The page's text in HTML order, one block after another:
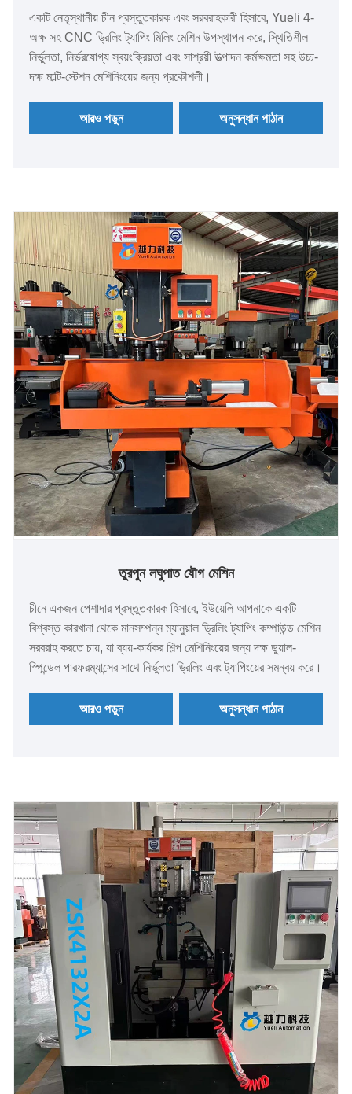
একটি নেতৃস্থানীয় চীন প্রস্তুতকারক এবং সরবরাহকারী হিসাবে, Yueli 4-
অক্ষ সহ CNC ড্রিলিং ট্যাপিং মিলিং মেশিন উপস্থাপন করে, স্থিতিশীল
নির্ভুলতা, নির্ভরযোগ্য স্বয়ংক্রিয়তা এবং সাশ্রয়ী উত্পাদন কর্মক্ষমতা সহ উচ্চ-
দক্ষ মাল্টি-স্টেশন মেশিনিংয়ের জন্য প্রকৌশলী।
আরও পড়ুন অনুসন্ধান পাঠান
তুরপুন লঘুপাত যৌগ মেশিন
চীনে একজন পেশাদার প্রস্তুতকারক হিসাবে, ইউয়েলি আপনাকে একটি
বিশ্বস্ত কারখানা থেকে মানসম্পন্ন ম্যানুয়াল ড্রিলিং ট্যাপিং কম্পাউন্ড মেশিন
সরবরাহ করতে চায়, যা ব্যয়-কার্যকর শিল্প মেশিনিংয়ের জন্য দক্ষ ডুয়াল-
স্পিন্ডেল পারফরম্যান্সের সাথে নির্ভুলতা ড্রিলিং এবং ট্যাপিংয়ের সমন্বয় করে।
আরও পড়ুন অনুসন্ধান পাঠান